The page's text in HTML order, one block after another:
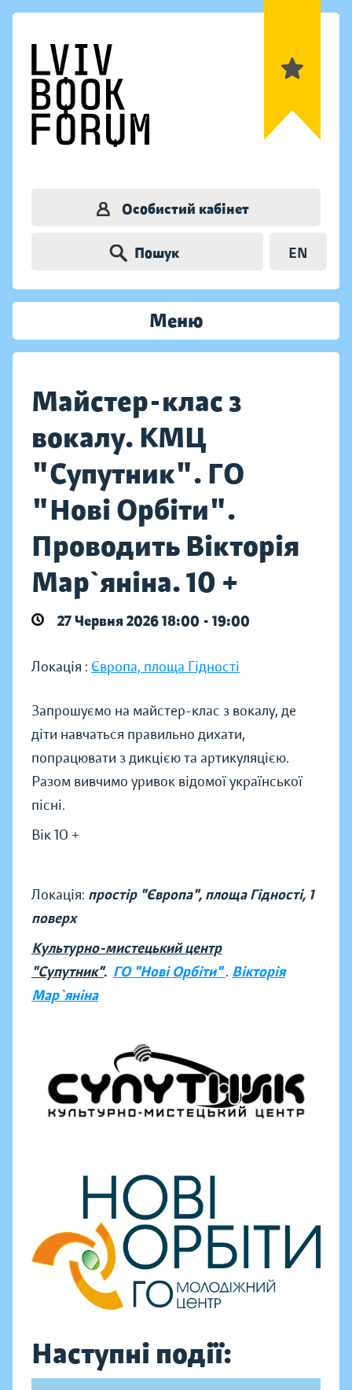
Особистий кабінет
Пошук EN
Меню
Майстер-клас з
вокалу. КМЦ
"Супутник". ГО
"Нові Орбіти".
Проводить Вікторія
Мар`яніна. 10 +
27 Червня 2026 18:00 - 19:00
Локація : Європа, площа Гідності
Запрошуємо на майстер-клас з вокалу, де
діти навчаться правильно дихати,
попрацювати з дикцією та артикуляцією.
Разом вивчимо уривок відомої української
пісні.
Вік 10 +
Локація: простір "Європа", площа Гідності, 1
поверх
Культурно-мистецький центр
"Супутник". ГО "Нові Орбіти". Вікторія
Мар`яніна
Наступні події: